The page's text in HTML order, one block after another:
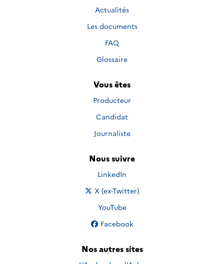
Actualités
Les documents
FAQ
Glossaire
Vous êtes
Producteur
Candidat
Journaliste
Nous suivre
Nous suivre sur
LinkedIn
Nous suivre sur
X (ex-Twitter)
Nous suivre sur
YouTube
Nous suivre sur
Facebook
Nos autres sites